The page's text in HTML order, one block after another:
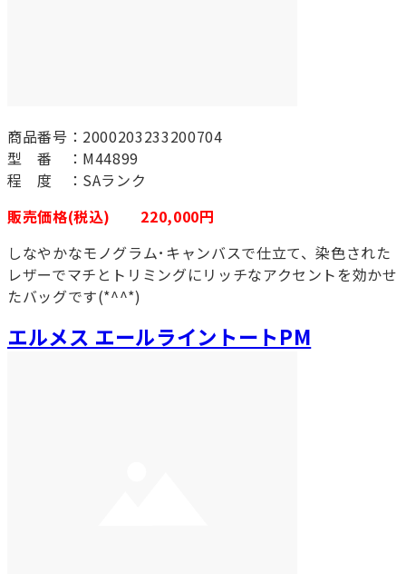
商品番号：2000203233200704
型 番 ：M44899
程 度 ：SAランク
販売価格(税込) 220,000円
しなやかなモノグラム･キャンバスで仕立て、染色された
レザーでマチとトリミングにリッチなアクセントを効かせ
たバッグです(*^^*)
エルメス エールライントートPM